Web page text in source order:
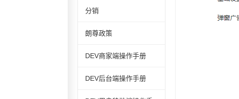
分销
朗尊政策
DEV商家端操作手册
DEV后台端操作手册